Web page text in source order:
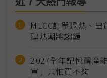
MLCC訂單過熱、
建熱潮將趨緩
2027全年記憶體產
宣」只怕買不夠